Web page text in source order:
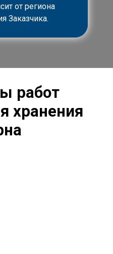
от региона
Заказчика.
работ
хранения